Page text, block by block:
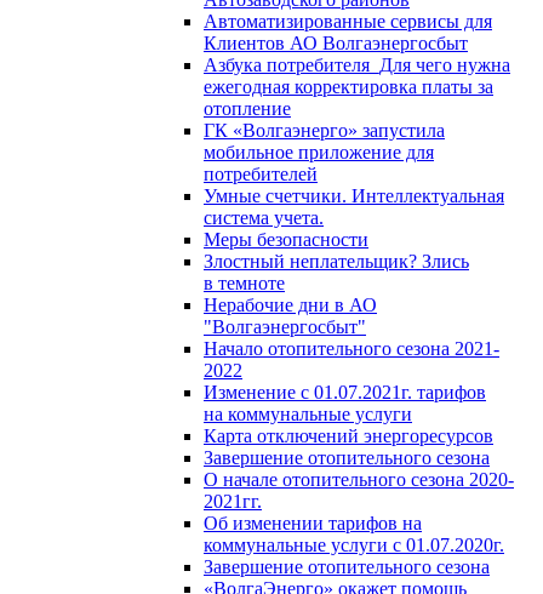
Автоматизированные сервисы для
Клиентов АО Волгаэнергосбыт
Азбука потребителя_Для чего нужна
ежегодная корректировка платы за
отопление
ГК «Волгаэнерго» запустила
мобильное приложение для
потребителей
Умные счетчики. Интеллектуальная
система учета.
Меры безопасности
Злостный неплательщик? Злись
в темноте
Нерабочие дни в АО
"Волгаэнергосбыт"
Начало отопительного сезона 2021-
2022
Изменение с 01.07.2021г. тарифов
на коммунальные услуги
Карта отключений энергоресурсов
Завершение отопительного сезона
О начале отопительного сезона 2020-
2021гг.
Об изменении тарифов на
коммунальные услуги с 01.07.2020г.
Завершение отопительного сезона
«ВолгаЭнерго» окажет помощь